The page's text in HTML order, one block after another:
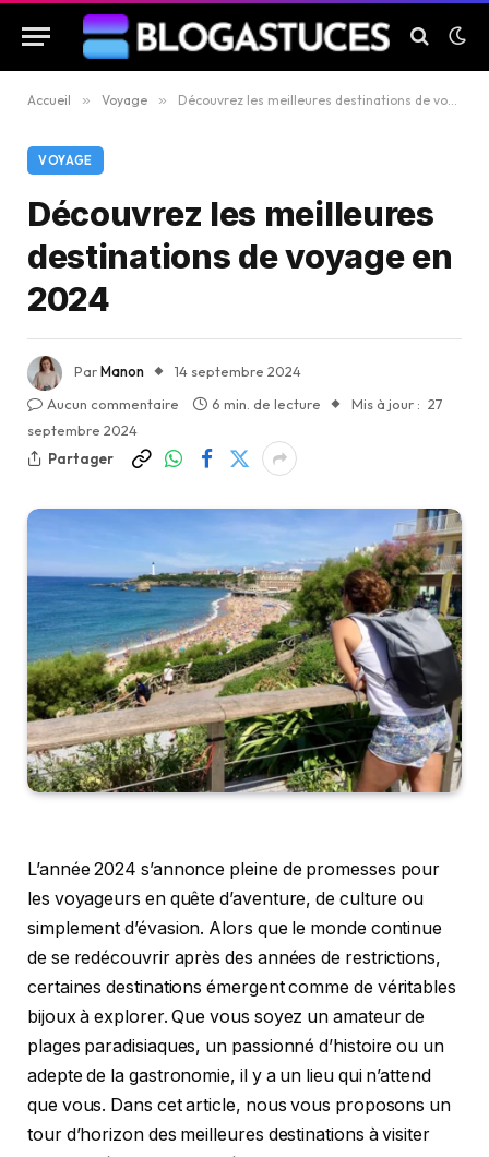
Accueil » Voyage » Découvrez les meilleures destinations de voyage en 2024
VOYAGE
Découvrez les meilleures
destinations de voyage en
2024
ParManon
14 septembre 2024
Aucun commentaire
6 min. de lecture Mis à jour : 27
septembre 2024
Partager
L’année 2024 s’annonce pleine de promesses pour
les voyageurs en quête d’aventure, de culture ou
simplement d’évasion. Alors que le monde continue
de se redécouvrir après des années de restrictions,
certaines destinations émergent comme de véritables
bijoux à explorer. Que vous soyez un amateur de
plages paradisiaques, un passionné d’histoire ou un
adepte de la gastronomie, il y a un lieu qui n’attend
que vous. Dans cet article, nous vous proposons un
tour d’horizon des meilleures destinations à visiter